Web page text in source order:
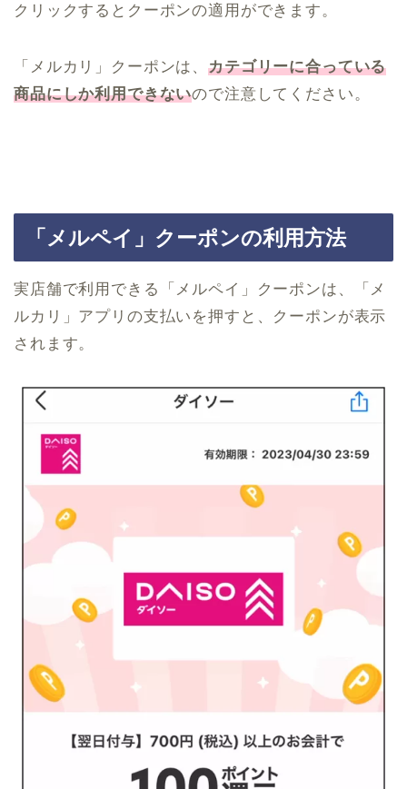
クリックするとクーポンの適用ができます。
「メルカリ」クーポンは、カテゴリーに合っている
商品にしか利用できないので注意してください。
「メルペイ」クーポンの利用方法
実店舗で利用できる「メルペイ」クーポンは、「メ
ルカリ」アプリの支払いを押すと、クーポンが表示
されます。